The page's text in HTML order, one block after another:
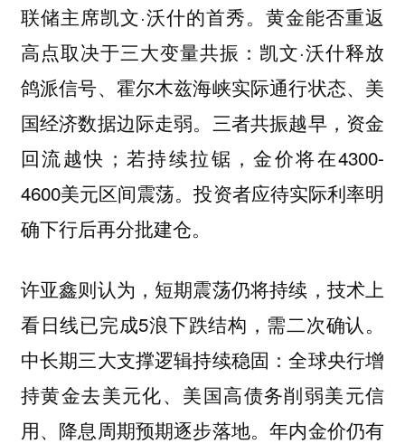
联储主席凯文·沃什的首秀。黄金能否重返
高点取决于三大变量共振：凯文·沃什释放
鸽派信号、霍尔木兹海峡实际通行状态、美
国经济数据边际走弱。三者共振越早，资金
回流越快；若持续拉锯，金价将在4300-
4600美元区间震荡。投资者应待实际利率明
确下行后再分批建仓。
许亚鑫则认为，短期震荡仍将持续，技术上
看日线已完成5浪下跌结构，需二次确认。
中长期三大支撑逻辑持续稳固：全球央行增
持黄金去美元化、美国高债务削弱美元信
用、降息周期预期逐步落地。年内金价仍有